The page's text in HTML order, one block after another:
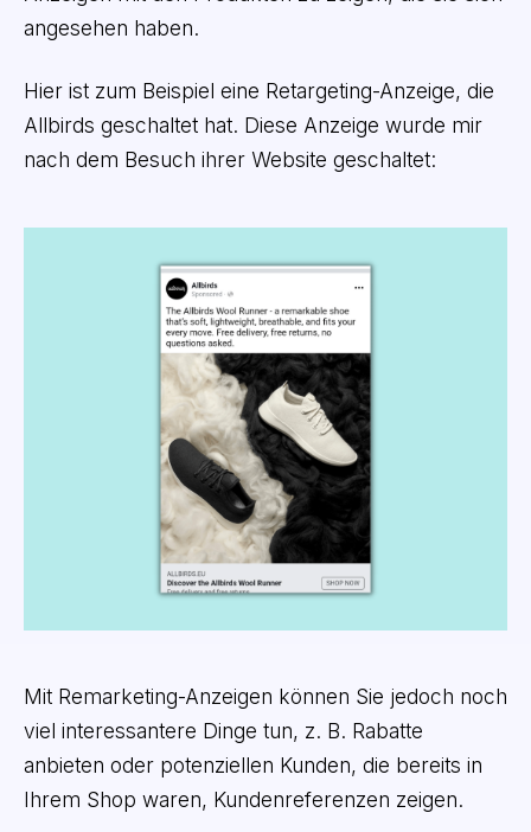
angesehen haben.
Hier ist zum Beispiel eine Retargeting-Anzeige, die
Allbirds geschaltet hat. Diese Anzeige wurde mir
nach dem Besuch ihrer Website geschaltet:
Mit Remarketing-Anzeigen können Sie jedoch noch
viel interessantere Dinge tun, z. B. Rabatte
anbieten oder potenziellen Kunden, die bereits in
Ihrem Shop waren, Kundenreferenzen zeigen.